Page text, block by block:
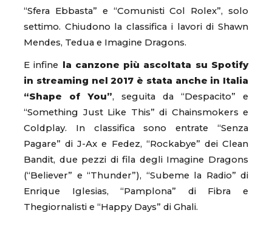
“Sfera Ebbasta” e “Comunisti Col Rolex”, solo
settimo. Chiudono la classifica i lavori di Shawn
Mendes, Tedua e Imagine Dragons.
E infine la canzone più ascoltata su Spotify
in streaming nel 2017 è stata anche in Italia
“Shape of You”, seguita da “Despacito” e
“Something Just Like This” di Chainsmokers e
Coldplay. In classifica sono entrate “Senza
Pagare” di J-Ax e Fedez, “Rockabye” dei Clean
Bandit, due pezzi di fila degli Imagine Dragons
(“Believer” e “Thunder”), “Subeme la Radio” di
Enrique Iglesias, “Pamplona” di Fibra e
Thegiornalisti e “Happy Days” di Ghali.